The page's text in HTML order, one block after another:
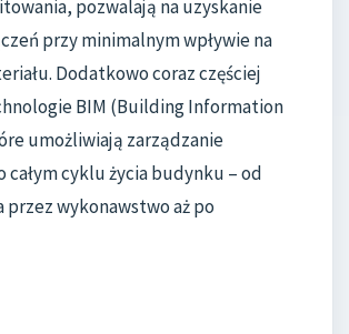
pozwalają na uzyskanie
przy minimalnym wpływie na
Dodatkowo coraz częściej
BIM (Building Information
umożliwiają zarządzanie
całym cyklu życia budynku – od
wykonawstwo aż po